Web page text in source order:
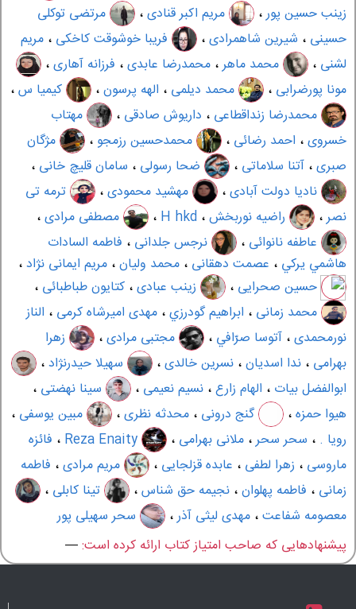
زینب حسین پور، مریم اکبر قنادی،
مرتضی توکلی
حسینی ، شیرین شاهمرادی، فریبا خوشوقت کاخکی ، مریم
لشنی ، محمد ماهر، محمدرضا عابدی، فرزانه آهاری،
مونا پورضرابی ، محمد دیلمی ، الهه پرسون، کیمیا س،
محمدرضا زنداقطاعی ، داریوش صادقی ،
مهتاب
خسروی، احمد رضائی ، محمدحسین رزمجو ،
مژگان
صبری، آتنا سلاماتی ، ضحا رسولی ، سامان قلیچ خانی ،
نادیا دولت آبادی، مهشید محمودی،
ترمه تی
نصر، راضیه نوربخش، H hkd ، مصطفی مرادی،
عاطفه نانوائی ، نرجس جلدانی ، فاطمه السادات
هاشمي يركي ، عصمت دهقانی ، محمد ولیان، مریم ایمانی نژاد،
حسین صحرایی ، زینب عبادی، کتایون طباطبائی ،
محمد زمانی ، ابراهيم گودرزي، مهدی امیرشاه کرمی ، الناز
نورمحمدی، آتوسا صرّافي ، مجتبی مرادی،
زهرا
بهرامی ، ندا اسديان، نسرین خالدی، سهیلا حیدرنژاد،
ابوالفضل بیات ، الهام زارع، نسیم نعیمی ، سینا نهضتی ،
هیوا حمزه، گنج درونی ، محدثه نظری، مبین یوسفی ،
رویا . ، سحر سحر، ملانی بهرامی ، ، فائزه
ماروسی ، زهرا لطفی ، عابده قزلجایی ، مریم مرادی، فاطمه
زمانی ، فاطمه پهلوان، نجیمه حق شناس، تینا کابلی ،
معصومه شفاعت، مهدی لیثی آذر،
سحر سهیلی پور
پیشنهادهایی که صاحب امتیاز کتاب ارائه کرده است:—